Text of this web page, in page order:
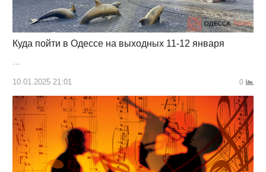
Куда пойти в Одессе на выходных 11-12 января
10.01.2025 21:01 0